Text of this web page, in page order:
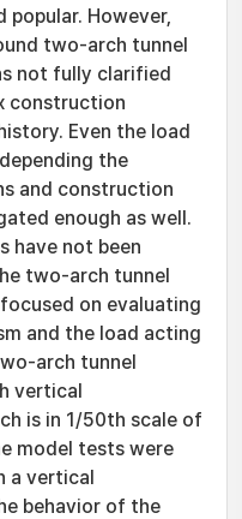
popular. However,
two-arch tunnel
not fully clarified
construction
Even the load
the
and construction
enough as well.
have not been
two-arch tunnel
on evaluating
and the load acting
arch tunnel
vertical
is in 1/50th scale of
model tests were
a vertical
behavior of the